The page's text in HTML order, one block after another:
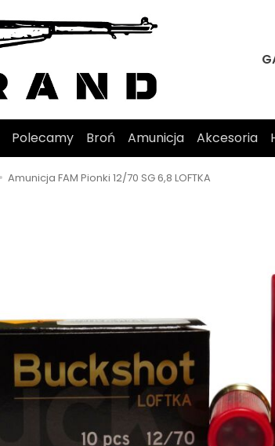
Polecamy Broń Amunicja Akcesoria
Amunicja FAM Pionki 12/70 SG 6,8 LOFTKA